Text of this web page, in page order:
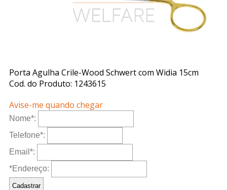
Porta Agulha Crile-Wood Schwert com Widia 15cm
Cod. do Produto: 1243615
Avise-me quando chegar
Nome*:
Telefone*:
Email *:
*Endereço: